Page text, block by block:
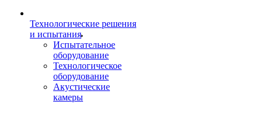
Технологические решения
и испытания
Испытательное
оборудование
Технологическое
оборудование
Акустические
камеры